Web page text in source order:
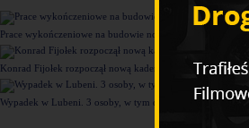
Prace wykończeniowe na budowie nowego komisariatu
Konrad Fijołek rozpoczął nową kadencję. "Chcę rozwijać
Wypadek w Lubeni. 3 osoby, w tym dziecko trafiły do